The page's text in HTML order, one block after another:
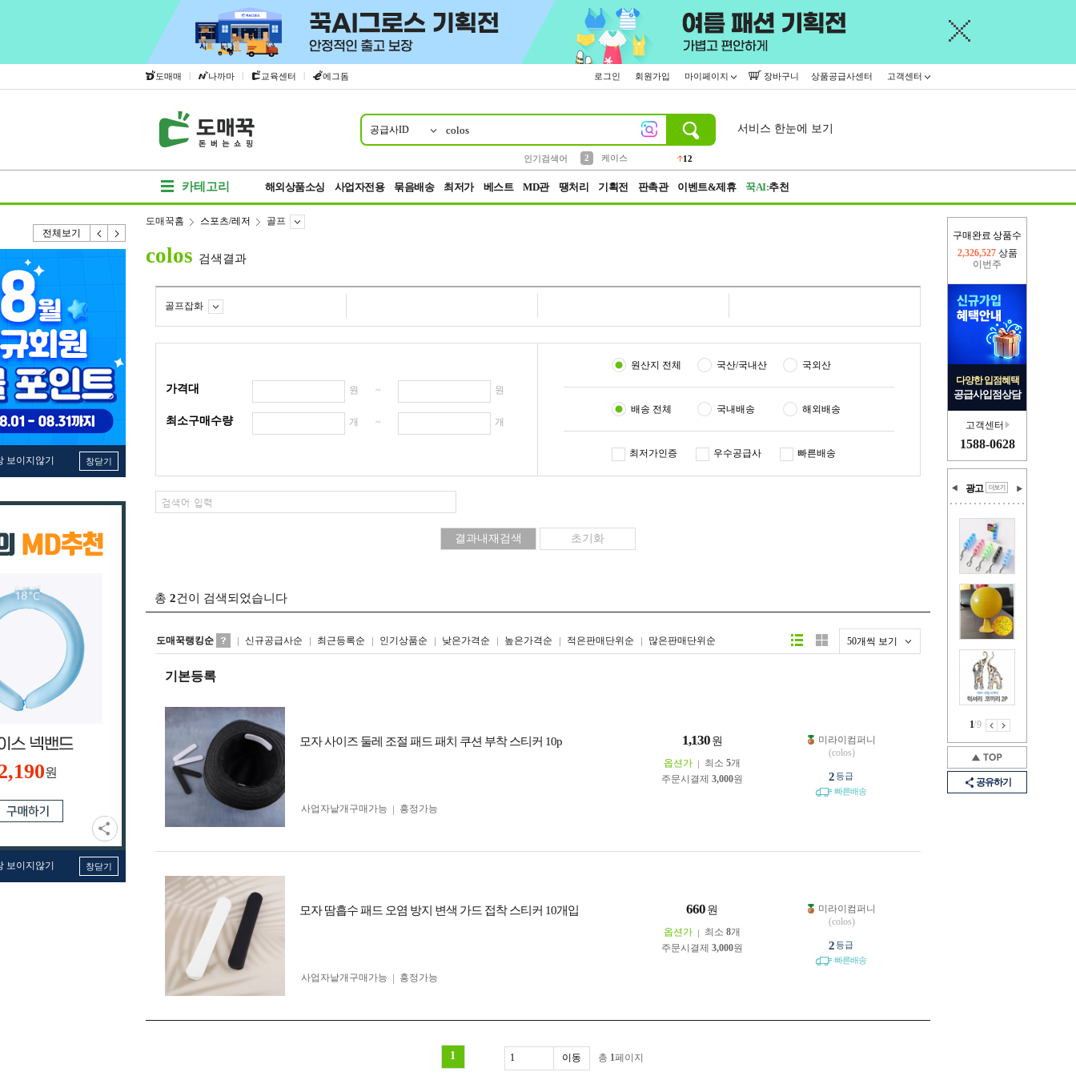
도매매 | 나까마 | 교육센터 | 에그돔 로그인 회원가입 마이페이지 장바구니 상품공급사센터 고객센터
공급사ID
인기검색어
2
케이스
12
서비스 한눈에 보기
카테고리 해외상품소싱 사업자전용 묶음배송 최저가 베스트 MD관 땡처리 기획전 판촉관 이벤트&제휴 꾹AI:추천
전체보기
보이지않기 창닫기
원
보이지않기 창닫기
구매완료 상품수
이번주
2,302,034상품
다양한 입점혜택
공급사입점상담
고객센터
1588-0628
광고
1/9
공유하기
도매꾹홈 스포츠/레저 골프
colos 검색결과
골프잡화
가격대 원 ~ 원
최소구매수량 개 ~ 개
원산지 전체 국산/국내산 국외산
배송 전체 국내배송 해외배송
최저가인증 우수공급사 빠른배송
총 2건이 검색되었습니다
도매꾹랭킹순 신규공급사순 최근등록순 인기상품순 낮은가격순 높은가격순 적은판매단위순 많은판매단위순 50개씩 보기
리스트형갤러리형
기본등록
모자 사이즈 둘레 조절 패드 패치 쿠션 부착 스티커 10p 1,130 원
옵션가 최소 5개
주문시결제 3,000원
사업자 낱개구매가능 흥정가능
미라이컴퍼니
(colos)
2등급
빠른배송
모자 땀흡수 패드 오염 방지 변색 가드 접착 스티커 10개입 660 원
옵션가 최소 8개
주문시결제 3,000원
사업자 낱개구매가능 흥정가능
미라이컴퍼니
(colos)
2등급
빠른배송
1 총 1페이지